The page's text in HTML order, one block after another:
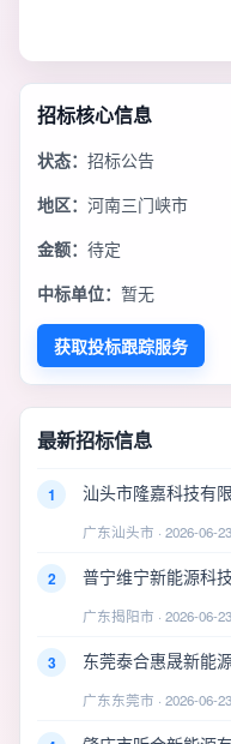
招标核心信息
状态： 招标公告
地区： 河南三门峡市
金额： 待定
中标单位： 暂无
获取投标跟踪服务
最新招标信息
1 汕头市隆嘉科技有
广东汕头市 · 2026-06-23
2 普宁维宁新能源科
广东揭阳市 · 2026-06-23
3 东莞泰合惠晟新能
广东东莞市 · 2026-06-23